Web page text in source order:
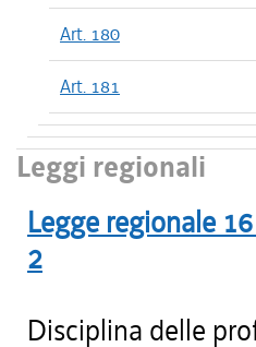
Art. 180
Art. 181
Leggi regionali
Legge regionale
2
Disciplina delle